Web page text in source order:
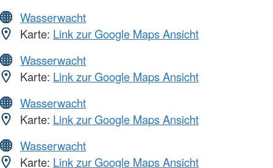
Wasserwacht
Karte: Link zur Google Maps Ansicht
Wasserwacht
Karte: Link zur Google Maps Ansicht
Wasserwacht
Karte: Link zur Google Maps Ansicht
Wasserwacht
Karte: Link zur Google Maps Ansicht